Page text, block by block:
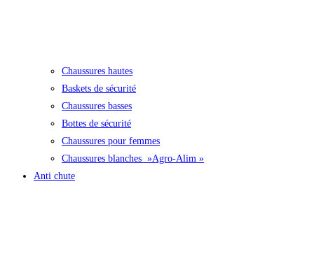
Chaussures hautes
Baskets de sécurité
Chaussures basses
Bottes de sécurité
Chaussures pour femmes
Chaussures blanches »Agro-Alim »
Anti chute